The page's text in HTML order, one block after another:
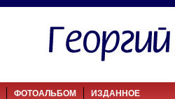
ФОТОАЛЬБОМ ИЗДАННОЕ